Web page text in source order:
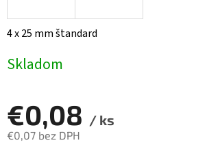
4 x 25 mm štandard
Skladom
€0,08 / ks
€0,07 bez DPH